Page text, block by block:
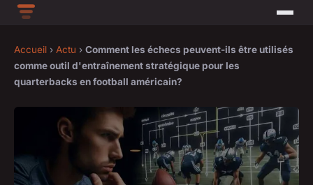
Accueil › Actu › Comment les échecs peuvent-ils être utilisés
comme outil d'entraînement stratégique pour les
quarterbacks en football américain?